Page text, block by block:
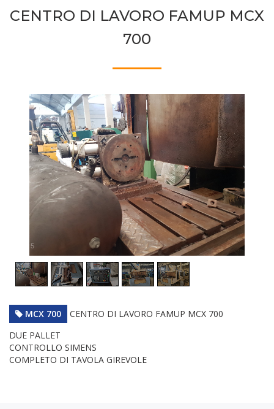
CENTRO DI LAVORO FAMUP MCX
700
5
MCX 700
CENTRO DI LAVORO FAMUP MCX 700
DUE PALLET
CONTROLLO SIMENS
COMPLETO DI TAVOLA GIREVOLE